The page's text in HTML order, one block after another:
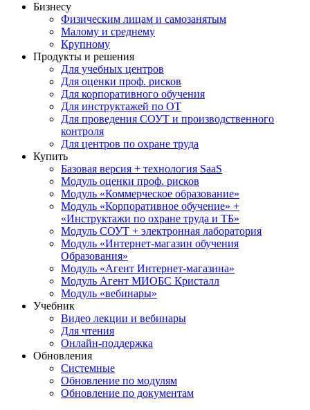
Бизнесу
Физическим лицам и самозанятым
Малому и среднему
Крупному
Продукты и решения
Для учебных центров
Для оценки проф. рисков
Для корпоративного обучения
Для инструктажей по ОТ
Для проведения СОУТ и производственного
контроля
Для центров по охране труда
Купить
Базовая версия + технология SaaS
Модуль оценки проф. рисков
Модуль «Коммерческое образование»
Модуль «Корпоративное обучение» +
«Инструктажи по охране труда и ТБ»
Модуль СОУТ + электронная лаборатория
Модуль «Интернет-магазин обучения
Образования»
Модуль «Агент Интернет-магазина»
Модуль Агент МИОБС Кристалл
Модуль «вебинары»
Учебник
Видео лекции и вебинары
Для чтения
Онлайн-поддержка
Обновления
Системные
Обновление по модулям
Обновление по документам